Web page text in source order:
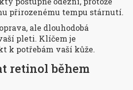
přirozenému tempu stárnutí.
ale dlouhodobá
pleti. Klíčem je
k potřebám vaší kůže.
retinol během